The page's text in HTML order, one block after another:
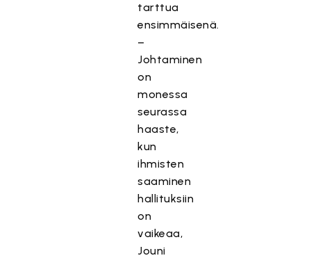
tarttua
ensimmäisenä.
–
Johtaminen
on
monessa
seurassa
haaste,
kun
ihmisten
saaminen
hallituksiin
on
vaikeaa,
Jouni